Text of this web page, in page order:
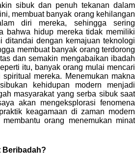
sibuk dan penuh tekanan dalam
membuat banyak orang kehilangan
diri mereka, sehingga sering
bahwa hidup mereka tidak memiliki
ditandai dengan kemajuan teknologi
membuat banyak orang terdorong
dan semakin mengabaikan ibadah
itu, banyak orang mulai mencari
mereka. Menemukan makna
kehidupan modern menjadi
masyarakat yang serba sibuk saat
akan mengeksplorasi fenomena
keagamaan di zaman modern
orang menemukan minat
Beribadah?